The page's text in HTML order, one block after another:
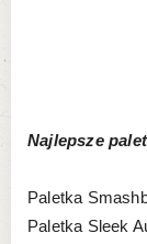
Najlepsze
Paletka
Paletka Sleek